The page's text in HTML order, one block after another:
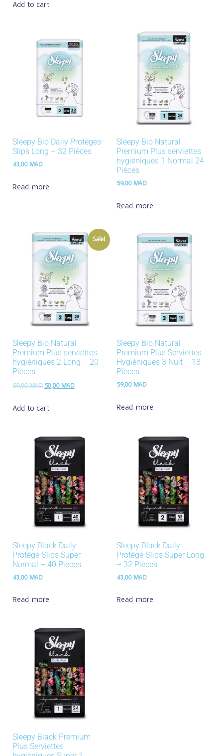
Add to cart
Sleepy Bio Daily Protèges-
Slips Long – 32 Pièces
43,00 MAD
Read more
Sleepy Bio Natural
Premium Plus serviettes
hygièniques 1 Normal 24
Pièces
59,00 MAD
Read more
Sale!
Sleepy Bio Natural
Premium Plus serviettes
hygièniques 2 Long – 20
Pièces
59,00MAD 50,00 MAD
Add to cart
Sleepy Bio Natural
Premium Plus Serviettes
Hygièniques 3 Nuit – 18
Pièces
59,00 MAD
Read more
Sleepy Black Daily
Protège-Slips Super
Normal – 40 Pièces
43,00 MAD
Read more
Sleepy Black Daily
Protège-Slips Super Long
– 32 Pièces
43,00 MAD
Read more
Sleepy Black Premium
Plus Serviettes